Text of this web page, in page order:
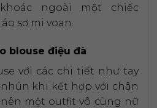
ngoài một chiếc
sơ mi voan.
blouse điệu đà
với các chi tiết như tay
khi kết hợp với chân
một outfit vô cùng nữ